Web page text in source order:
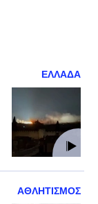
ΕΛΛΑΔΑ
ΑΘΛΗΤΙΣΜΟΣ